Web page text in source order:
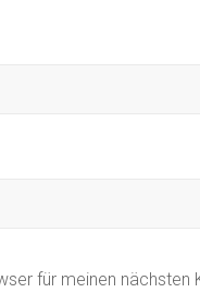
für meinen nächsten